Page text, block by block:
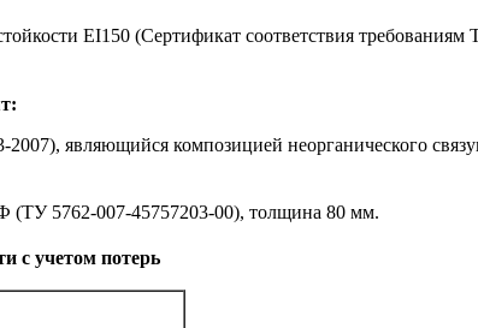
EI150 (Сертификат соответствия требованиям
являющийся композицией неорганического
5762-007-45757203-00), толщина 80 мм.
с учетом потерь